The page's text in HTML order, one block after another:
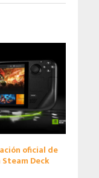
oficial de
Steam Deck